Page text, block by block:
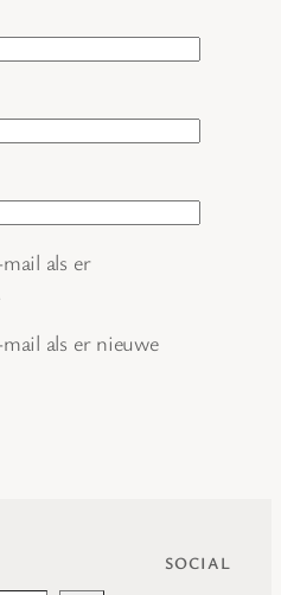
als er
als er nieuwe
SOCIAL